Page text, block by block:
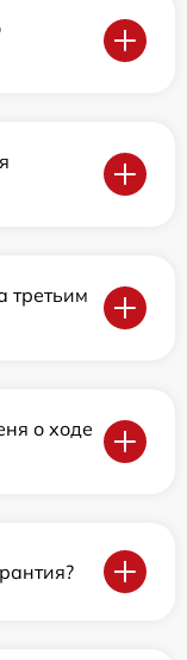
третьим
о ходе